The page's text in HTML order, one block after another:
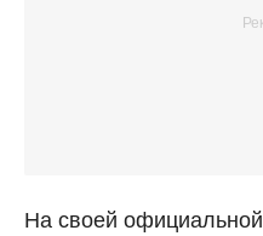
На своей официальной